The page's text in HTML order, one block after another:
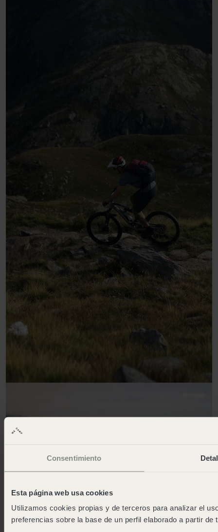
Consentimiento
Esta página web usa cookies
Utilizamos cookies propias y de terceros para analizar el
preferencias sobre la base de un perfil elaborado a partir